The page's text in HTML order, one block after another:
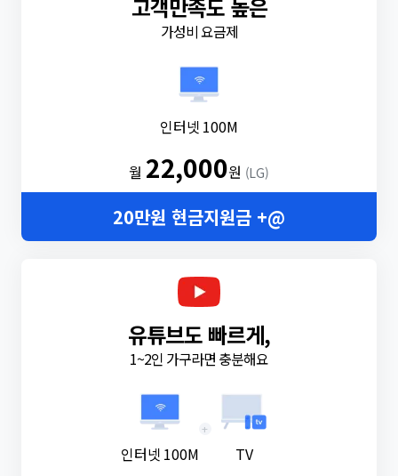
고객만족도 높은
가성비 요금제
인터넷 100M
월 22,000원 (LG)
20만원 현금지원금 +@
유튜브도 빠르게,
1~2인 가구라면 충분해요
인터넷 100M
+
TV